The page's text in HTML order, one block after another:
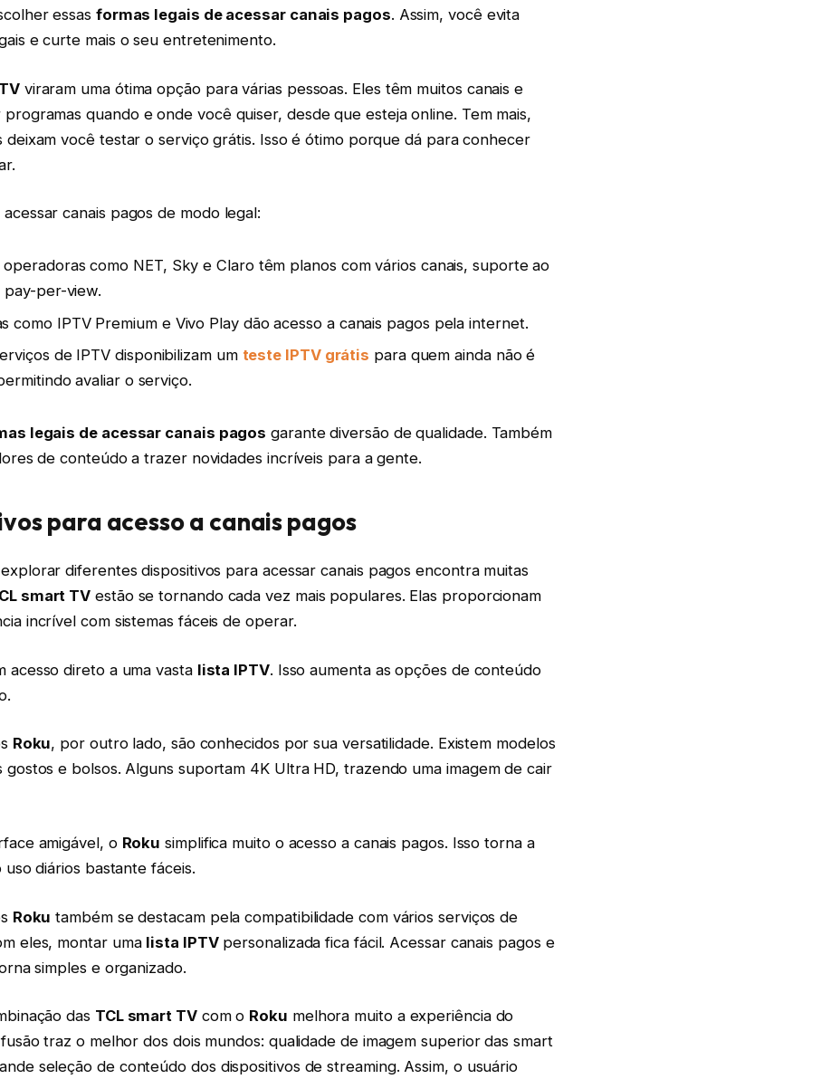
essas formas legais de acessar canais pagos. Assim, você evita
e curte mais o seu entretenimento.
viraram uma ótima opção para várias pessoas. Eles têm muitos canais e
quando e onde você quiser, desde que esteja online. Tem mais,
deixam você testar o serviço grátis. Isso é ótimo porque dá para conhecer
canais pagos de modo legal:
operadoras como NET, Sky e Claro têm planos com vários canais, suporte ao
pay-per-view.
como IPTV Premium e Vivo Play dão acesso a canais pagos pela internet.
de IPTV disponibilizam um teste IPTV grátis para quem ainda não é
avaliar o serviço.
legais de acessar canais pagos garante diversão de qualidade. Também
de conteúdo a trazer novidades incríveis para a gente.
para acesso a canais pagos
diferentes dispositivos para acessar canais pagos encontra muitas
smart TV estão se tornando cada vez mais populares. Elas proporcionam
incrível com sistemas fáceis de operar.
acesso direto a uma vasta lista IPTV. Isso aumenta as opções de conteúdo
Roku, por outro lado, são conhecidos por sua versatilidade. Existem modelos
gostos e bolsos. Alguns suportam 4K Ultra HD, trazendo uma imagem de cair
amigável, o Roku simplifica muito o acesso a canais pagos. Isso torna a
uso diários bastante fáceis.
Roku também se destacam pela compatibilidade com vários serviços de
eles, montar uma lista IPTVpersonalizada fica fácil. Acessar canais pagos e
simples e organizado.
das TCL smart TVcom o Roku melhora muito a experiência do
fusão traz o melhor dos dois mundos: qualidade de imagem superior das smart
seleção de conteúdo dos dispositivos de streaming. Assim, o usuário